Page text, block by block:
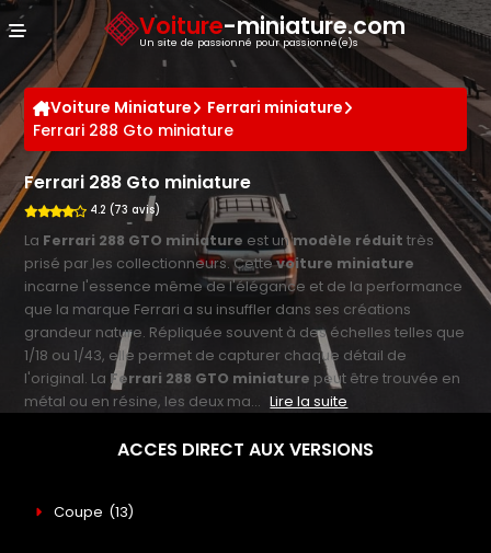
Voiture-miniature.com
Un site de passionné pour passionné(e)s
Voiture Miniature
Ferrari miniature
Ferrari 288 Gto miniature
Ferrari 288 Gto miniature
4.2 (73 avis)
La Ferrari 288 GTO miniature est unmodèle réduit très
prisé par les collectionneurs. Cettevoiture miniature
incarne l'essence même de l'élégance et de la performance
que la marque Ferrari a su insuffler dans ses créations
grandeur nature. Répliquée souvent à des échelles telles que
1/18 ou 1/43, elle permet de capturer chaque détail de
l'original. La Ferrari 288 GTO miniature peut être trouvée en
métal ou en résine, les deux ma... Lire la suite
ACCES DIRECT AUX VERSIONS
Coupe (13)
Panneau de gestion des cookies